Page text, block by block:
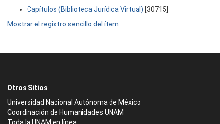
Capítulos (Biblioteca Jurídica Virtual) [30715]
Mostrar el registro sencillo del ítem
Otros Sitios
Universidad Nacional Autónoma de México
Coordinación de Humanidades UNAM
Toda la UNAM en línea